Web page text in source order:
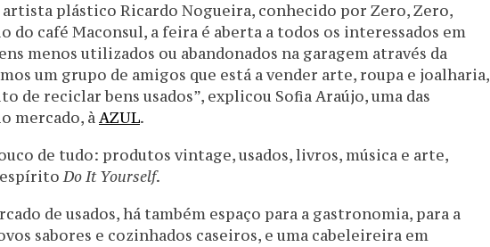
plástico Ricardo Nogueira, conhecido por Zero, Zero,
do café Maconsul, a feira é aberta a todos os interessados em
menos utilizados ou abandonados na garagem através da
um grupo de amigos que está a vender arte, roupa e joalharia,
de reciclar bens usados”, explicou Sofia Araújo, uma das
mercado, àAZUL.
de tudo: produtos vintage, usados, livros, música e arte,
espíritoDo It Yourself.
de usados, há também espaço para a gastronomia, para a
sabores e cozinhados caseiros, e uma cabeleireira em